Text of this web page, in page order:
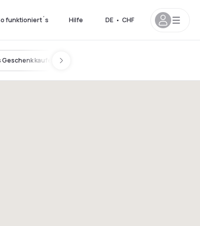
funktioniert´s Hilfe DE • CHF
Geschenk kaufen